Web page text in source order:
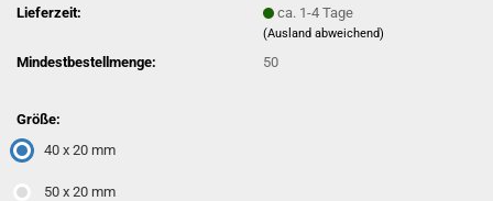
Lieferzeit:
ca. 1-4 Tage
(Ausland abweichend)
Mindestbestellmenge: 50
Größe:
40 x 20 mm
50 x 20 mm